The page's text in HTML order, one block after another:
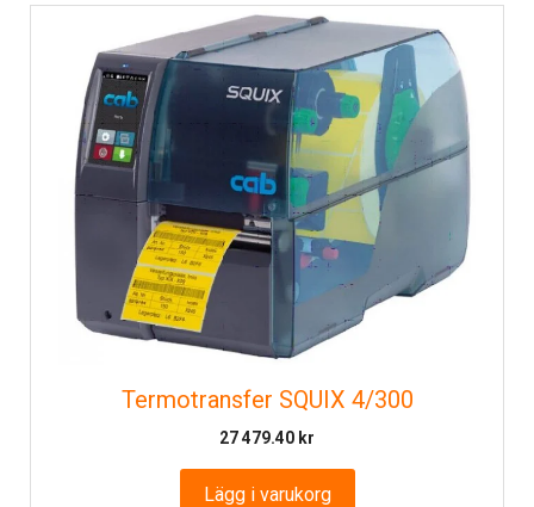
Termotransfer SQUIX 4/300
27 479.40 kr
Lägg i varukorg